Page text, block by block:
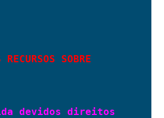
RECURSOS SOBRE
devidos direitos